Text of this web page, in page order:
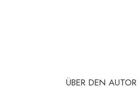
ÜBER DEN AUTOR